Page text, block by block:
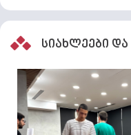
სიახლეები